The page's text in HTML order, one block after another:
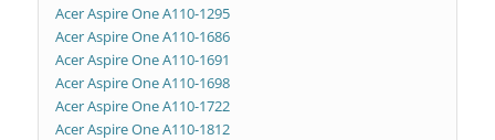
Acer Aspire One A110-1295
Acer Aspire One A110-1686
Acer Aspire One A110-1691
Acer Aspire One A110-1698
Acer Aspire One A110-1722
Acer Aspire One A110-1812